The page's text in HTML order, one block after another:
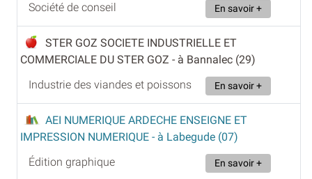
Société de conseil
En savoir +
STER GOZ SOCIETE INDUSTRIELLE ET
COMMERCIALE DU STER GOZ - à Bannalec (29)
Industrie des viandes et poissons
En savoir +
AEI NUMERIQUE ARDECHE ENSEIGNE ET
IMPRESSION NUMERIQUE - à Labegude (07)
Édition graphique
En savoir +